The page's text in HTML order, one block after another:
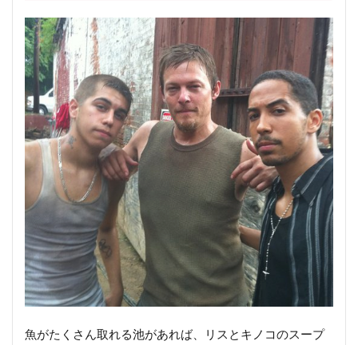
魚がたくさん取れる池があれば、リスとキノコのスープ